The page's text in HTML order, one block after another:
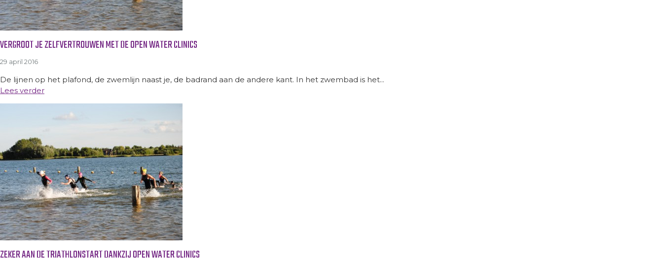
VERGROOT JE ZELFVERTROUWEN MET DE OPEN WATER CLINICS
29 april 2016
De lijnen op het plafond, de zwemlijn naast je, de badrand aan de andere kant. In het zwembad is het...
Lees verder
ZEKER AAN DE TRIATHLONSTART DANKZIJ OPEN WATER CLINICS